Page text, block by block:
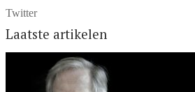
Twitter
Laatste artikelen